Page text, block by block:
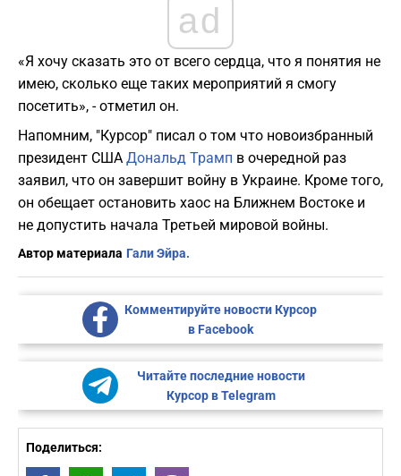
ad
«Я хочу сказать это от всего сердца, что я понятия не
имею, сколько еще таких мероприятий я смогу
посетить», - отметил он.
Напомним, "Курсор" писал о том что новоизбранный
президент США Дональд Трамп в очередной раз
заявил, что он завершит войну в Украине. Кроме того,
он обещает остановить хаос на Ближнем Востоке и
не допустить начала Третьей мировой войны.
Автор материала Гали Эйра.
Комментируйте новости Курсор
в Facebook
Читайте последние новости
Курсор в Telegram
Поделиться: